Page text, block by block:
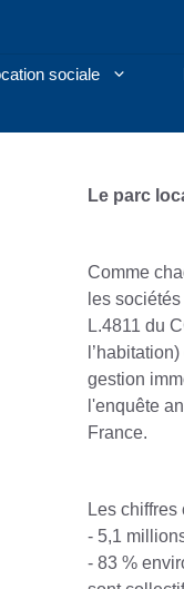
sociale
Le parc
Comme
les
L.481­1 du
gestion
l'enquête
France.
Les
- 5,1
- 83 %